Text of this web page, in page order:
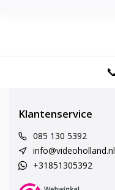
Klantenservice
085 130 5392
info@videoholland.nl
+31851305392